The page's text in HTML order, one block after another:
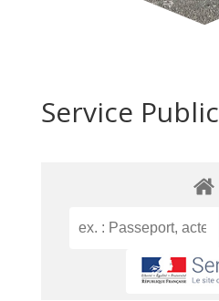
Service Public